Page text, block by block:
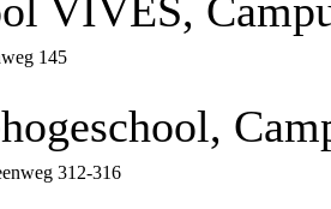
VIVES,
145
312-316